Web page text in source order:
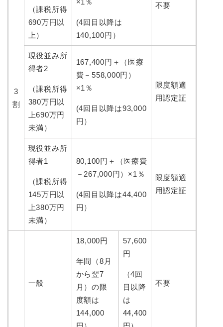
3
割
（課税所得
690万円以
上）
×1％
(4回目以降は
140,100円）
不要
現役並み所
得者2
（課税所得
380万円以
上690万円
未満）
167,400円＋（医療
費－558,000円）
×1％
(4回目以降は93,000
円）
限度額適
用認定証
現役並み所
得者1
（課税所得
145万円以
上380万円
未満）
80,100円＋（医療費
－267,000円）×1％
(4回目以降は44,400
円）
限度額適
用認定証
一般
18,000円
年間（8月
から翌7
月）の限
度額は
144,000
57,600
円
（4回
目以降
は
44,400
不要